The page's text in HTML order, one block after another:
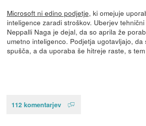
Microsoft ni edino podjetje, ki omejuje
inteligence zaradi stroškov. Uberjev
Neppalli Naga je dejal, da so aprila že
umetno inteligenco. Podjetja ugotavljajo,
spušča, a da uporaba še hitreje raste, s
112 komentarjev